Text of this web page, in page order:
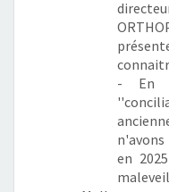
- En
en